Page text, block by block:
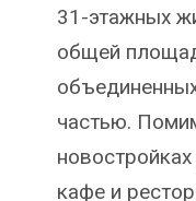
31-этажных
общей
частью.
кафе и